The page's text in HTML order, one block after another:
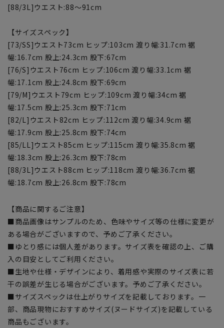
[88/3L]ウエスト:88～91cm
【サイズスペック】
[73/SS]ウエスト73cm ヒップ:103cm 渡り幅:31.7cm 裾
幅:16.7cm 股上:24.3cm 股下:67cm
[76/S]ウエスト76cm ヒップ:106cm 渡り幅:33.1cm 裾
幅:17.1cm 股上:24.8cm 股下:69cm
[79/M]ウエスト79cm ヒップ:109cm 渡り幅:34cm 裾
幅:17.5cm 股上:25.3cm 股下:71cm
[82/L]ウエスト82cm ヒップ:112cm 渡り幅:34.9cm 裾
幅:17.9cm 股上:25.8cm 股下:74cm
[85/LL]ウエスト85cm ヒップ:115cm 渡り幅:35.8cm 裾
幅:18.3cm 股上:26.3cm 股下:78cm
[88/3L]ウエスト88cm ヒップ:118cm 渡り幅:36.7cm 裾
幅:18.7cm 股上:26.8cm 股下:78cm
【商品に関するご注意】
■商品画像はサンプルのため、色味やサイズ等の仕様に変更が
ある場合がございますので、予めご了承ください。
■ゆとり感には個人差があります。サイズ表を確認の上、ご購
入の目安としてご利用ください。
■生地や仕様・デザインにより、着用感や実際のサイズ表に若
干の誤差が生じる場合がございます。予めご了承ください。
■サイズスペックは仕上がりサイズを記載しております。一
部、商品現物におすすめサイズ(ヌードサイズ)を記載している
商品もございます。